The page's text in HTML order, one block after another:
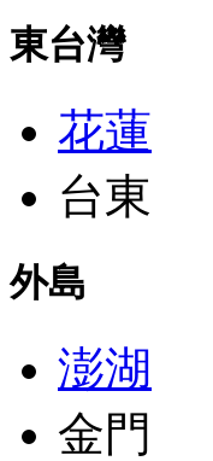
東台灣
花蓮
台東
外島
澎湖
金門